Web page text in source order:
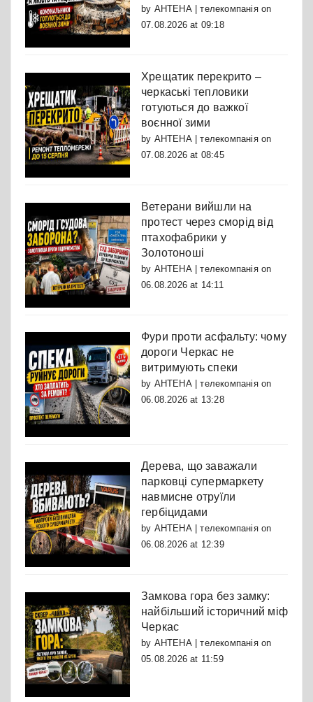
by АНТЕНА | телекомпаніяon
07.08.2026 at 09:18
Хрещатик перекрито –
черкаські тепловики
готуються до важкої
воєнної зими
by АНТЕНА | телекомпаніяon
07.08.2026 at 08:45
Ветерани вийшли на
протест через сморід від
птахофабрики у
Золотоноші
by АНТЕНА | телекомпаніяon
06.08.2026 at 14:11
Фури проти асфальту: чому
дороги Черкас не
витримують спеки
by АНТЕНА | телекомпаніяon
06.08.2026 at 13:28
Дерева, що заважали
парковці супермаркету
навмисне отруїли
гербіцидами
by АНТЕНА | телекомпаніяon
06.08.2026 at 12:39
Замкова гора без замку:
найбільший історичний міф
Черкас
by АНТЕНА | телекомпаніяon
05.08.2026 at 11:59